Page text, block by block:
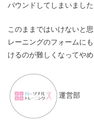
バウンドしてしまいました
このままではいけないと
レーニングのフォームに
けるのが難しくなってやめ
運営部